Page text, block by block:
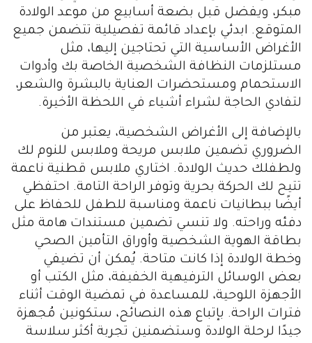
مبكر، ويفضل قبل بضعة أسابيع من موعد الولادة
المتوقع. ابدئي بإعداد قائمة تفصيلية تتضمن جميع
الأغراض الأساسية التي تحتاجين إليها، مثل
مستلزمات النظافة الشخصية الخاصة بك وأدوات
الاستحمام ومستحضرات العناية بالبشرة والشعر،
لتفادي الحاجة لشراء أشياء في اللحظة الأخيرة.
بالإضافة إلى الأغراض الشخصية، يعتبر من
الضروري تضمين ملابس مريحة وملابس للنوم لك
ولطفلك حديث الولادة. اختاري ملابس قطنية ناعمة
تتيح لك الحركة بحرية وتوفر الراحة التامة. احتفظي
أيضًا ببطانيات ناعمة ومناسبة للطفل للحفاظ على
دفئه وراحته. ولا تنسي تضمين مستندات هامة مثل
بطاقة الهوية الشخصية وأوراق التأمين الصحي
وخطة الولادة إذا كانت متاحة. يُمكن أن تضيفي
بعض الوسائل الترفيهية الخفيفة، مثل الكتب أو
الأجهزة اللوحية، للمساعدة في تمضية الوقت أثناء
فترات الراحة. بإتباع هذه النصائح، ستكونين مُجهزة
جيدًا لرحلة الولادة وستضمنين تجربة أكثر سلاسة